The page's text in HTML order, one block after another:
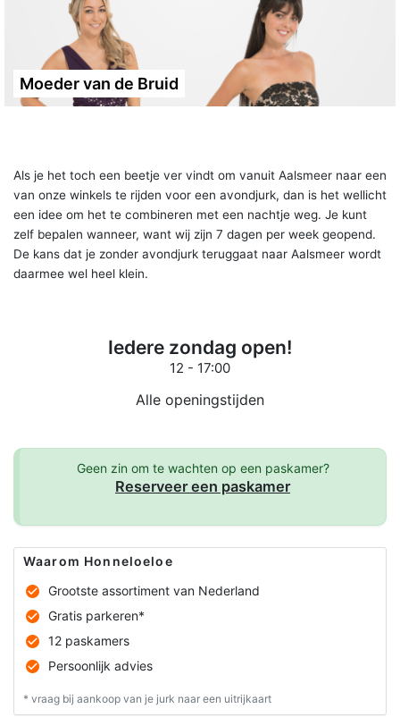
Moeder van de Bruid
Als je het toch een beetje ver vindt om vanuit Aalsmeer naar een
van onze winkels te rijden voor een avondjurk, dan is het wellicht
een idee om het te combineren met een nachtje weg. Je kunt
zelf bepalen wanneer, want wij zijn 7 dagen per week geopend.
De kans dat je zonder avondjurk teruggaat naar Aalsmeer wordt
daarmee wel heel klein.
Iedere zondag open!
12 - 17:00
Alle openingstijden
Geen zin om te wachten op een paskamer?
Reserveer een paskamer
Waarom Honneloeloe
Grootste assortiment van Nederland
Gratis parkeren*
12 paskamers
Persoonlijk advies
* vraag bij aankoop van je jurk naar een uitrijkaart